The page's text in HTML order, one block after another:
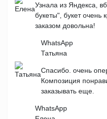
Узнала из Яндекса,
букеты", букет очень
заказом довольна!
WhatsApp
Татьяна
Спасибо. очень
Композиция
заказывать еще.
WhatsApp